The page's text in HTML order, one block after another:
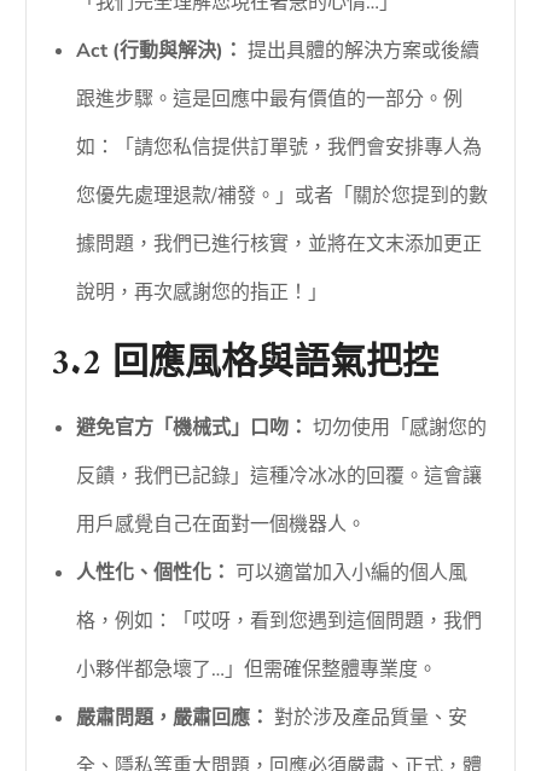
Act (行動與解決)： 提出具體的解決方案或後續
跟進步驟。這是回應中最有價值的一部分。例
如：「請您私信提供訂單號，我們會安排專人為
您優先處理退款/補發。」或者「關於您提到的數
據問題，我們已進行核實，並將在文末添加更正
說明，再次感謝您的指正！」
3.2 回應風格與語氣把控
避免官方「機械式」口吻： 切勿使用「感謝您的
反饋，我們已記錄」這種冷冰冰的回覆。這會讓
用戶感覺自己在面對一個機器人。
人性化、個性化： 可以適當加入小編的個人風
格，例如：「哎呀，看到您遇到這個問題，我們
小夥伴都急壞了…」但需確保整體專業度。
嚴肅問題，嚴肅回應： 對於涉及產品質量、安